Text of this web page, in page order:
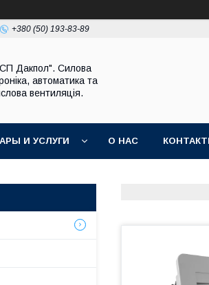
+380 (50) 193-83-89
Дакпол". Силова
автоматика та
вентиляція.
И УСЛУГИ О НАС